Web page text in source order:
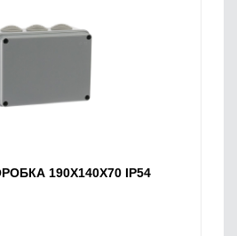
190Х140Х70 IP54